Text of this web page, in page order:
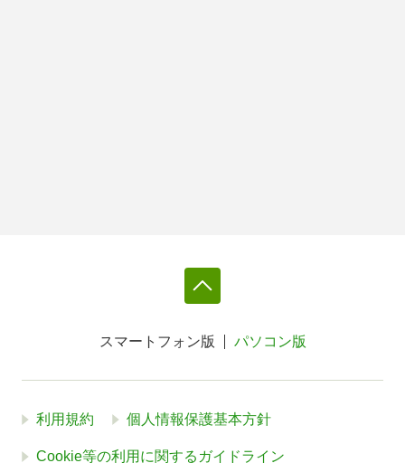
スマートフォン版 パソコン版
利用規約 個人情報保護基本方針
Cookie等の利用に関するガイドライン